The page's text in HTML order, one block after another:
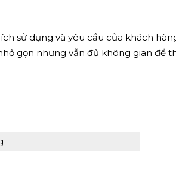
sử dụng và yêu cầu của khách
gọn nhưng vẫn đủ không gian để